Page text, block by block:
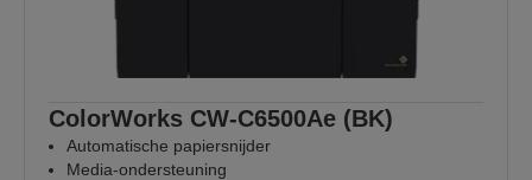
ColorWorks CW-C6500Ae (BK)
Automatische papiersnijder
Media-ondersteuning